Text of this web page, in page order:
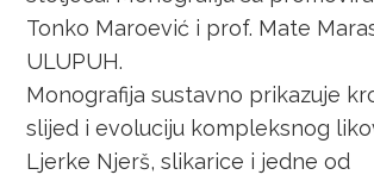
Tonko Maroević i prof. Mate
ULUPUH.
Monografija sustavno prikazuje
slijed i evoluciju kompleksnog
Ljerke Njerš, slikarice i jedne od